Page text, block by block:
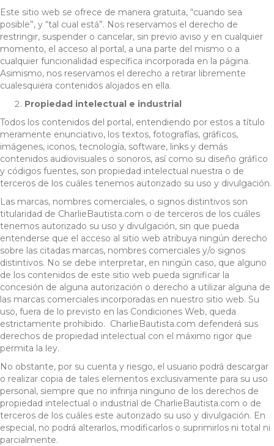
Este sitio web se ofrece de manera gratuita, “cuando sea
posible”, y “tal cual está”. Nos reservamos el derecho de
restringir, suspender o cancelar, sin previo aviso y en cualquier
momento, el acceso al portal, a una parte del mismo o a
cualquier funcionalidad específica incorporada en la página.
Asimismo, nos reservamos el derecho a retirar libremente
cualesquiera contenidos alojados en ella.
Propiedad intelectual e industrial
Todos los contenidos del portal, entendiendo por estos a título
meramente enunciativo, los textos, fotografías, gráficos,
imágenes, iconos, tecnología, software, links y demás
contenidos audiovisuales o sonoros, así como su diseño gráfico
y códigos fuentes, son propiedad intelectual nuestra o de
terceros de los cuáles tenemos autorizado su uso y divulgación.
Las marcas, nombres comerciales, o signos distintivos son
titularidad de CharlieBautista.com o de terceros de los cuáles
tenemos autorizado su uso y divulgación, sin que pueda
entenderse que el acceso al sitio web atribuya ningún derecho
sobre las citadas marcas, nombres comerciales y/o signos
distintivos. No se debe interpretar, en ningún caso, que alguno
de los contenidos de este sitio web pueda significar la
concesión de alguna autorización o derecho a utilizar alguna de
las marcas comerciales incorporadas en nuestro sitio web. Su
uso, fuera de lo previsto en las Condiciones Web, queda
estrictamente prohibido. CharlieBautista.com defenderá sus
derechos de propiedad intelectual con el máximo rigor que
permita la ley.
No obstante, por su cuenta y riesgo, el usuario podrá descargar
o realizar copia de tales elementos exclusivamente para su uso
personal, siempre que no infrinja ninguno de los derechos de
propiedad intelectual o industrial de CharlieBautista.com o de
terceros de los cuáles este autorizado su uso y divulgación. En
especial, no podrá alterarlos, modificarlos o suprimirlos ni total ni
parcialmente.